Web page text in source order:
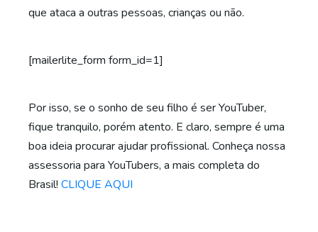
que ataca a outras pessoas, crianças ou não.
[mailerlite_form form_id=1]
Por isso, se o sonho de seu filho é ser YouTuber,
fique tranquilo, porém atento. E claro, sempre é uma
boa ideia procurar ajudar profissional. Conheça nossa
assessoria para YouTubers, a mais completa do
Brasil! CLIQUE AQUI